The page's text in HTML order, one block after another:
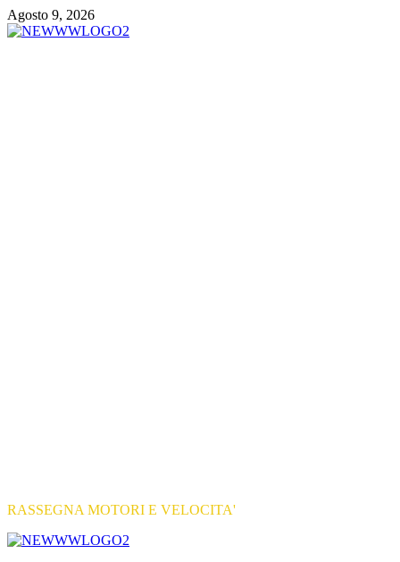
Vai
al
Agosto 9, 2026
RASSEGNA MOTORI E VELOCITA'
Primary